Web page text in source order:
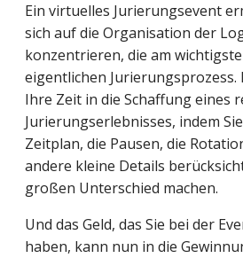
Ein virtuelles Jurierungsevent
sich auf die Organisation der
konzentrieren, die am
eigentlichen Jurierungsprozess.
Ihre Zeit in die Schaffung eines
Jurierungserlebnisses, indem
Zeitplan, die Pausen, die
andere kleine Details
großen Unterschied machen.
Und das Geld, das Sie bei der
haben, kann nun in die